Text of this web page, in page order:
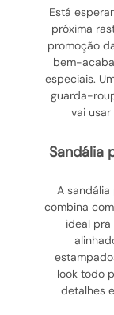
Está
próxima
promoção
bem-
especiais.
guarda-
vai
sandália preta rasteirinha: básica só na
A
combina
ideal
look todo
detalhes